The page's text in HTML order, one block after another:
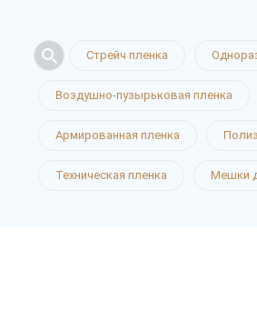
Стрейч пленка
Воздушно-пузырьковая пленка
Армированная пленка
Техническая пленка Мешки